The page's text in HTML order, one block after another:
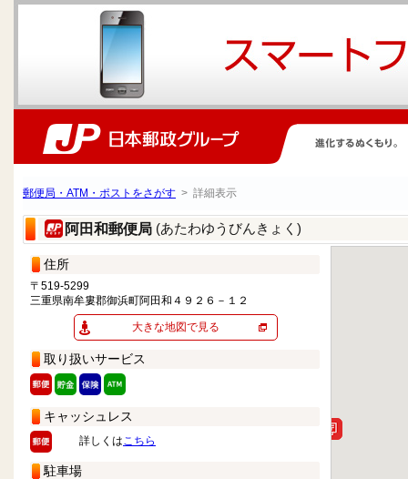
郵便局・ATM・ポストをさがす > 詳細表示
阿田和郵便局 (あたわゆうびんきょく)
住所
〒519-5299
三重県南牟婁郡御浜町阿田和４９２６－１２
大きな地図で見る
取り扱いサービス
キャッシュレス
詳しくはこちら
駐車場